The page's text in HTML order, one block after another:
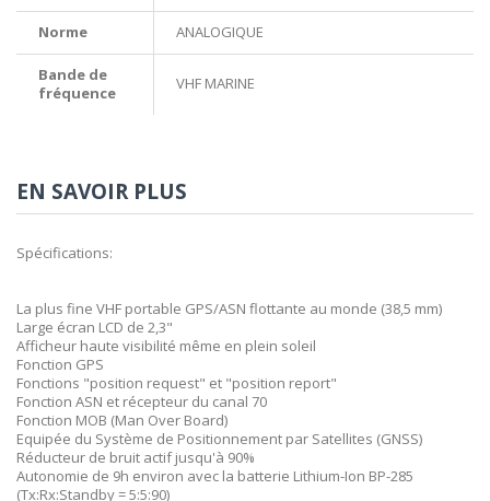
Norme ANALOGIQUE
Bande de
fréquence
VHF MARINE
EN SAVOIR PLUS
Spécifications:
La plus fine VHF portable GPS/ASN flottante au monde (38,5 mm)
Large écran LCD de 2,3"
Afficheur haute visibilité même en plein soleil
Fonction GPS
Fonctions "position request" et "position report"
Fonction ASN et récepteur du canal 70
Fonction MOB (Man Over Board)
Equipée du Système de Positionnement par Satellites (GNSS)
Réducteur de bruit actif jusqu'à 90%
Autonomie de 9h environ avec la batterie Lithium-Ion BP-285
(Tx:Rx:Standby = 5:5:90)